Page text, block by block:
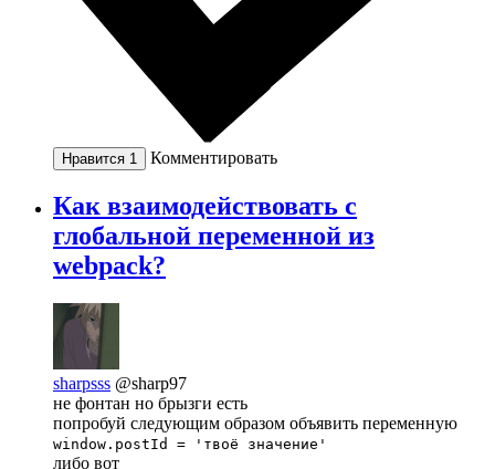
Нравится 1 Комментировать
Как взаимодействовать с
глобальной переменной из
webpack?
sharpsss @sharp97
не фонтан но брызги есть
попробуй следующим образом объявить переменную
window.postId = 'твоё значение'
либо вот